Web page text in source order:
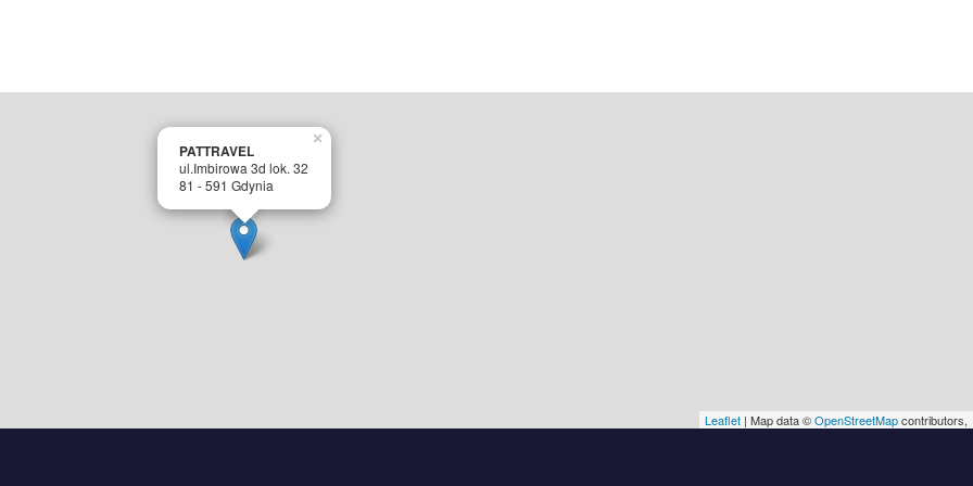
PATTRAVEL
ul.Imbirowa 3d lok. 32
81 - 591 Gdynia
×
Leaflet | Map data ©OpenStreetMapcontributors,